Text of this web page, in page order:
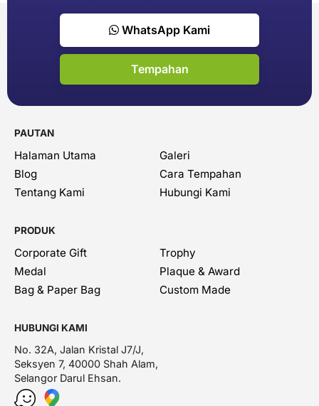
WhatsApp Kami
Tempahan
PAUTAN
Halaman Utama
Galeri
Blog
Cara Tempahan
Tentang Kami
Hubungi Kami
PRODUK
Corporate Gift
Trophy
Medal
Plaque & Award
Bag & Paper Bag
Custom Made
HUBUNGI KAMI
No. 32A, Jalan Kristal J7/J,
Seksyen 7, 40000 Shah Alam,
Selangor Darul Ehsan.